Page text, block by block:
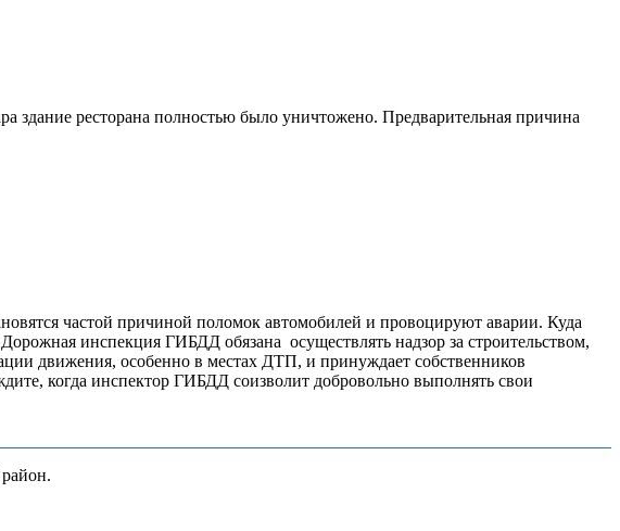
здание ресторана полностью было уничтожено. Предварительная причина
частой причиной поломок автомобилей и провоцируют аварии. Куда
инспекция ГИБДД обязана осуществлять надзор за строительством,
движения, особенно в местах ДТП, и принуждает собственников
когда инспектор ГИБДД соизволит добровольно выполнять свои